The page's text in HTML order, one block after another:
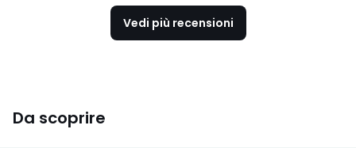
Vedi più recensioni
Da scoprire